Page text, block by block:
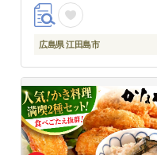
海鮮 海産物 広島県産
江田島市/株式会社かな
わ [XBP030] 牡蠣
広島県 江田島市